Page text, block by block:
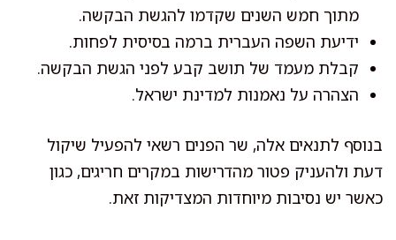
מתוך חמש השנים שקדמו להגשת הבקשה.
ידיעת השפה העברית ברמה בסיסית לפחות.
קבלת מעמד של תושב קבע לפני הגשת הבקשה.
הצהרה על נאמנות למדינת ישראל.
בנוסף לתנאים אלה, שר הפנים רשאי להפעיל שיקול
דעת ולהעניק פטור מהדרישות במקרים חריגים, כגון
כאשר יש נסיבות מיוחדות המצדיקות זאת.